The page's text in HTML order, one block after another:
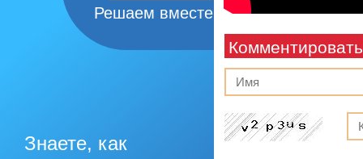
Решаем вместе
Знаете, как
Комментировать